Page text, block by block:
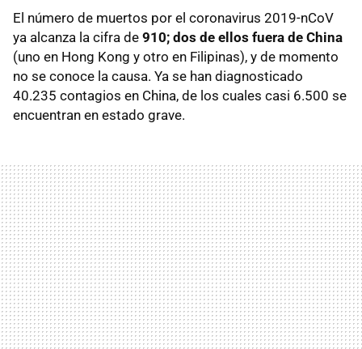
El número de muertos por el coronavirus 2019-nCoV
ya alcanza la cifra de 910; dos de ellos fuera de China
(uno en Hong Kong y otro en Filipinas), y de momento
no se conoce la causa. Ya se han diagnosticado
40.235 contagios en China, de los cuales casi 6.500 se
encuentran en estado grave.